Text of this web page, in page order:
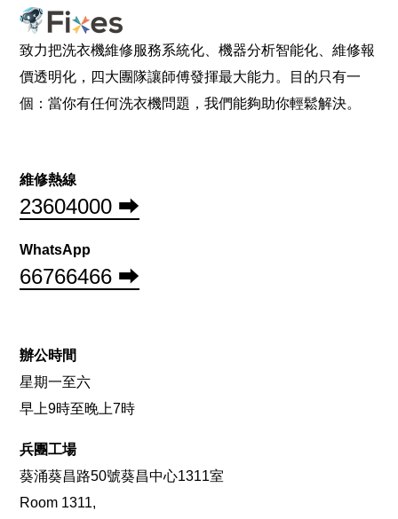
致力把洗衣機維修服務系統化、機器分析智能化、維修報
價透明化，四大團隊讓師傅發揮最大能力。目的只有一
個：當你有任何洗衣機問題，我們能夠助你輕鬆解決。
維修熱線
23604000 ⮕
WhatsApp
66766466 ⮕
辦公時間
星期一至六
早上9時至晚上7時
兵團工場
葵涌葵昌路50號葵昌中心1311室
Room 1311,